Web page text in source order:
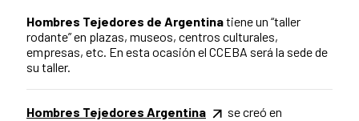
Hombres Tejedores de Argentinatiene un “taller
rodante” en plazas, museos, centros culturales,
empresas, etc. En esta ocasión el CCEBA será la sede de
su taller.
Hombres Tejedores Argentina
se creó en